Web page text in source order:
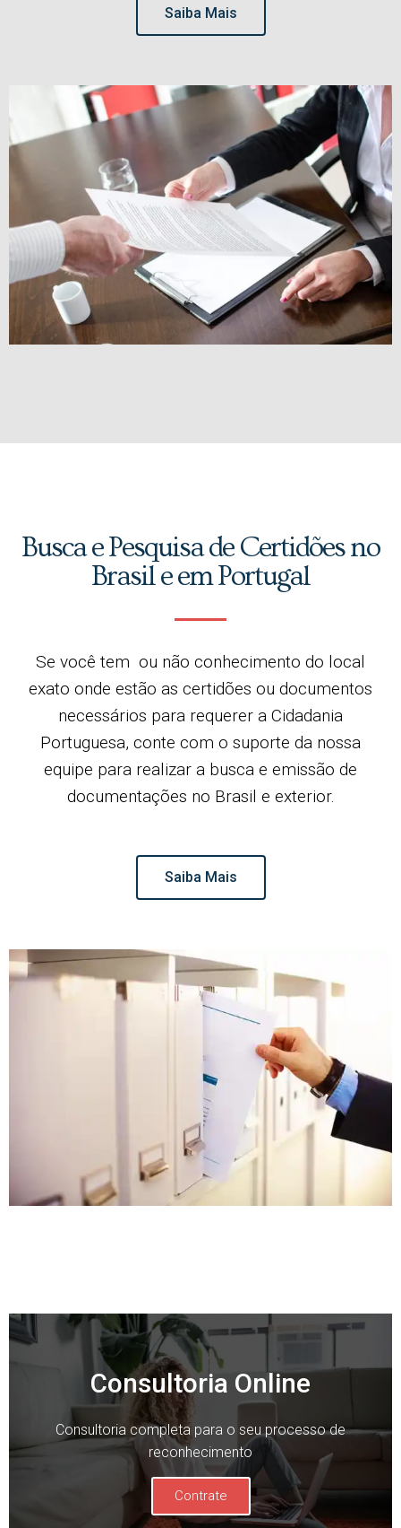
Saiba Mais
Busca e Pesquisa de Certidões no
Brasil e em Portugal
Se você tem ou não conhecimento do local
exato onde estão as certidões ou documentos
necessários para requerer a Cidadania
Portuguesa, conte com o suporte da nossa
equipe para realizar a busca e emissão de
documentações no Brasil e exterior.
Saiba Mais
Consultoria Online
Consultoria completa para o seu processo de
reconhecimento
Contrate